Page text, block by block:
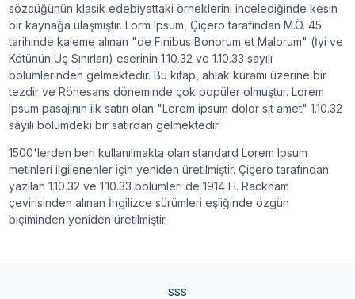
sözcüğünün klasik edebiyattaki örneklerini incelediğinde kesin
bir kaynağa ulaşmıştır. Lorm Ipsum, Çiçero tarafından M.Ö. 45
tarihinde kaleme alınan "de Finibus Bonorum et Malorum" (İyi ve
Kötünün Uç Sınırları) eserinin 1.10.32 ve 1.10.33 sayılı
bölümlerinden gelmektedir. Bu kitap, ahlak kuramı üzerine bir
tezdir ve Rönesans döneminde çok popüler olmuştur. Lorem
Ipsum pasajının ilk satırı olan "Lorem ipsum dolor sit amet" 1.10.32
sayılı bölümdeki bir satırdan gelmektedir.
1500'lerden beri kullanılmakta olan standard Lorem Ipsum
metinleri ilgilenenler için yeniden üretilmiştir. Çiçero tarafından
yazılan 1.10.32 ve 1.10.33 bölümleri de 1914 H. Rackham
çevirisinden alınan İngilizce sürümleri eşliğinde özgün
biçiminden yeniden üretilmiştir.
SSS